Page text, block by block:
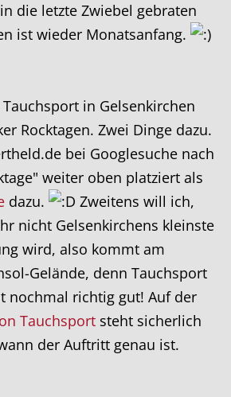
die letzte Zwiebel gebraten
ist wieder Monatsanfang.
Tauchsport in Gelsenkirchen
Rocktagen. Zwei Dinge dazu.
bei Googlesuche nach
weiter oben platziert als
dazu.
Zweitens will ich,
nicht Gelsenkirchens kleinste
wird, also kommt am
Gelände, denn Tauchsport
nochmal richtig gut! Auf der
Tauchsport steht sicherlich
der Auftritt genau ist.